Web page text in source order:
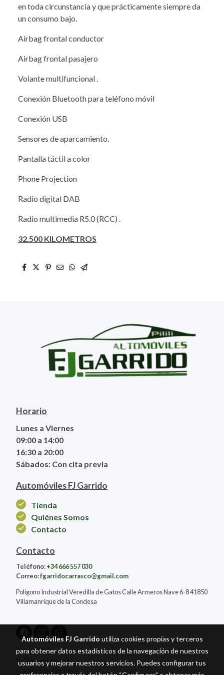
en toda circunstancia y que prácticamente siempre da
un consumo bajo.
Airbag frontal conductor
Airbag frontal pasajero
Volante multifuncional .
Conexión Bluetooth para teléfono móvil
Conexión USB
Sensores de aparcamiento.
Pantalla táctil a color
Phone Projection
Radio digital DAB
Radio multimedia R5.0 (RCC) .
32.500 KILOMETROS
Horario
Lunes a Viernes
09:00 a 14:00
16:30 a 20:00
Sábados: Con cita previa
Automóviles FJ Garrido
Tienda
Quiénes Somos
Contacto
Contacto
Teléfono:+34 666 557 030
Correo:fgarridocarrasco@gmail.com
Polígono Industrial Veredilla de Gatos Calle Armeros Nave 6-8 41850
Villamanrique de la Condesa
Aviso legal
Política de cookies
Gestión de cookies
Automóviles FJ Garrido utiliza cookies propias y terceros
para obtener datos estadísticos de la navegación de nuestros
usuarios y mejorar nuestros servicios. Puedes configurar tus